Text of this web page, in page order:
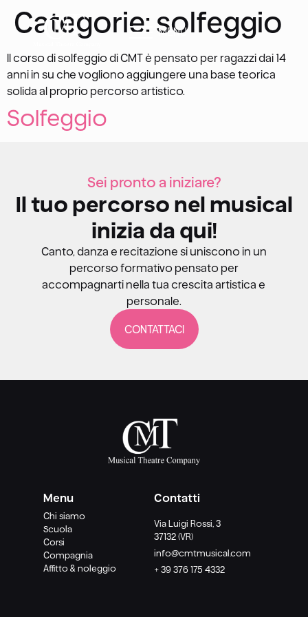
MENU
Categorie:solfeggio
Il corso di solfeggio di CMT è pensato per ragazzi dai 14
anni in su che vogliono aggiungere una base teorica
solida al proprio percorso artistico.
Solfeggio
Sei pronto a iniziare?
Il tuo percorso nel musical
inizia da qui!
Canto, danza e recitazione si uniscono in un
percorso formativo pensato per
accompagnarti nella tua crescita artistica e
personale.
CONTATTACI
Menu
Chi siamo
Scuola
Corsi
Compagnia
Affitto & noleggio
Contatti
Via Luigi Rossi, 3
37132 (VR)
info@cmtmusical.com
+ 39 376 175 4332